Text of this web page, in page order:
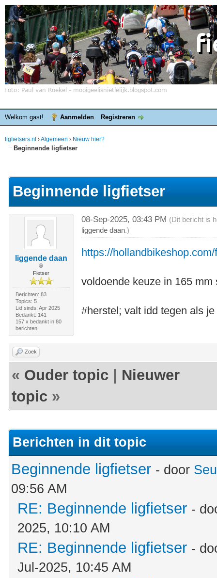
Welkom gast! Aanmelden Registreren
ligfietsers.nl ›Algemeen › Nieuw hier?
Beginnende ligfietser
Beginnende ligfietser
liggende daan
Fietser
Berichten: 83
Topics: 5
Lid sinds: Apr 2025
Bedankt: 141
157 x bedankt in 80
berichten
08-Sep-2025, 03:43 PM (Dit bericht is
liggende daan.)
https://
voldoende keuze in 165
#herstel; valt idd tegen als
Zoek
« Ouder topic
Nieuwer
topic »
Berichten in dit topic
Beginnende ligfietser - door
09:56 AM
RE: Beginnende ligfietser -
2025, 10:10 AM
RE: Beginnende ligfietser -
Jul-2025, 10:45 AM